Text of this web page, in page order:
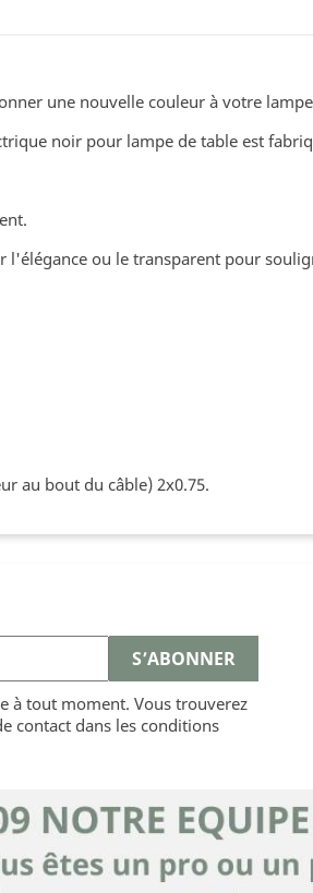
une nouvelle couleur à votre
noir pour lampe de table est
ou le transparent pour
au bout du câble) 2x0.75.
à tout moment. Vous trouverez
contact dans les conditions